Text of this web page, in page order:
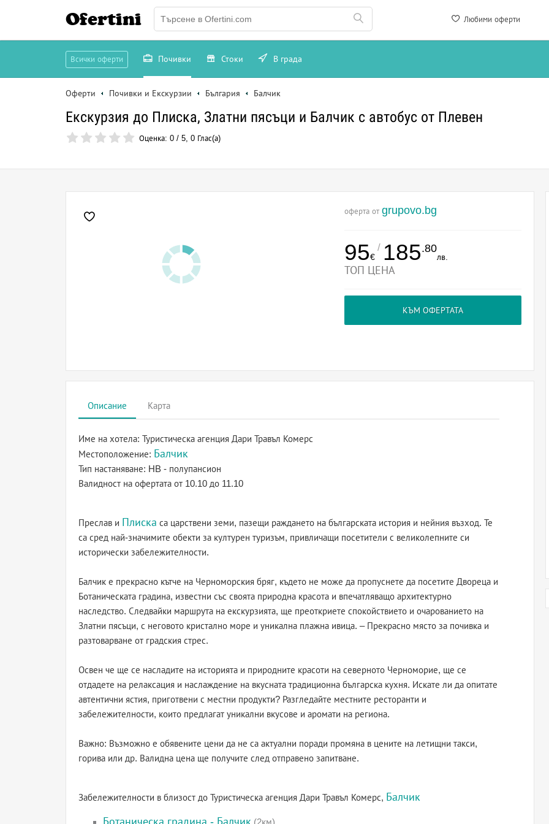
Любими оферти
Ofertini
Всички оферти Почивки Стоки В града
Оферти Почивки и Екскурзии България Балчик
Екскурзия до Плиска, Златни пясъци и Балчик с автобус от Плевен
Оценка: 0 / 5, 0 Глас(а)
оферта от grupovo.bg
95€
/ 185.80
лв.
ТОП ЦЕНА
КЪМ ОФЕРТАТА
Описание Карта
Име на хотела: Туристическа агенция Дари Травъл Комерс
Местоположение: Балчик
Тип настаняване: HB - полупансион
Валидност на офертата от 10.10 до 11.10
Преслав и Плиска са царствени земи, пазещи раждането на българската история и нейния възход. Те
са сред най-значимите обекти за културен туризъм, привличащи посетители с великолепните си
исторически забележителности.
Балчик е прекрасно кътче на Черноморския бряг, където не може да пропуснете да посетите Двореца и
Ботаническата градина, известни със своята природна красота и впечатляващо архитектурно
наследство. Следвайки маршрута на екскурзията, ще преоткриете спокойствието и очарованието на
Златни пясъци, с неговото кристално море и уникална плажна ивица. – Прекрасно място за почивка и
разтоварване от градския стрес.
Освен че ще се насладите на историята и природните красоти на северното Черноморие, ще се
отдадете на релаксация и наслаждение на вкусната традиционна българска кухня. Искате ли да опитате
автентични ястия, приготвени с местни продукти? Разгледайте местните ресторанти и
забележителности, които предлагат уникални вкусове и аромати на региона.
Важно: Възможно е обявените цени да не са актуални поради промяна в цените на летищни такси,
горива или др. Валидна цена ще получите след отправено запитване.
Забележителности в близост до Туристическа агенция Дари Травъл Комерс, Балчик
Ботаническа градина - Балчик (2км)